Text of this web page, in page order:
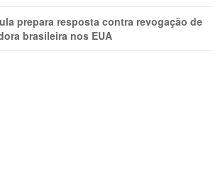
prepara resposta contra revogação de
brasileira nos EUA